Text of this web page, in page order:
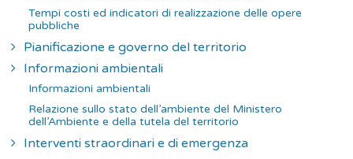
Tempi costi ed indicatori di realizzazione delle opere
pubbliche
Pianificazione e governo del territorio
Informazioni ambientali
Informazioni ambientali
Relazione sullo stato dell’ambiente del Ministero
dell’Ambiente e della tutela del territorio
Interventi straordinari e di emergenza